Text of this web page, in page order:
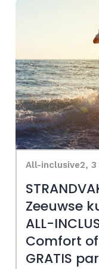
All-inclusive2,
Zeeuwse
ALL-
Comfort
GRATIS